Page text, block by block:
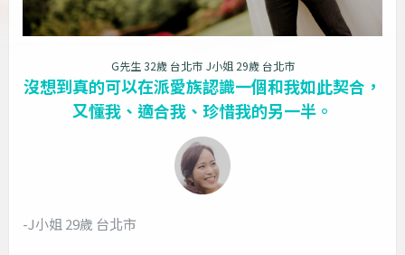
G先生 32歲 台北市 J小姐 29歲 台北市
沒想到真的可以在派愛族認識一個和我如此契合，
又懂我、適合我、珍惜我的另一半。
-J小姐 29歲 台北市